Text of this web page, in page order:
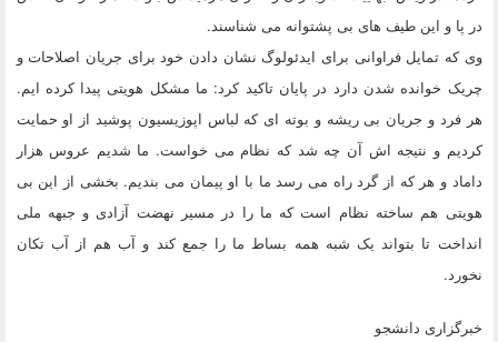
در پا و این طیف های بی پشتوانه می شناسند.
وی که تمایل فراوانی برای ایدئولوگ نشان دادن خود برای جریان اصلاحات و
چریک خوانده شدن دارد در پایان تاکید کرد: ما مشکل هویتی پیدا کرده ایم.
هر فرد و جریان بی ریشه و بوته ای که لباس اپوزیسیون پوشید از او حمایت
کردیم و نتیجه اش آن چه شد که نظام می خواست. ما شدیم عروس هزار
داماد و هر که از گرد راه می رسد ما با او پیمان می بندیم. بخشی از این بی
هویتی هم ساخته نظام است که ما را در مسیر نهضت آزادی و جبهه ملی
انداخت تا بتواند یک شبه همه بساط ما را جمع کند و آب هم از آب تکان
نخورد.
خبرگزاری دانشجو